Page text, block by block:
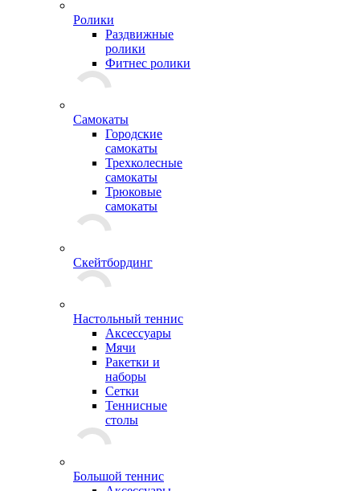
Ролики
Раздвижные
ролики
Фитнес ролики
Самокаты
Городские
самокаты
Трехколесные
самокаты
Трюковые
самокаты
Скейтбординг
Настольный теннис
Аксессуары
Мячи
Ракетки и
наборы
Сетки
Теннисные
столы
Большой теннис